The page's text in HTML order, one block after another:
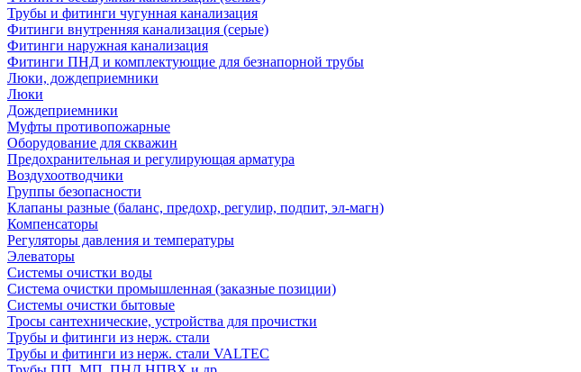
Трубы и фитинги чугунная канализация
Фитинги внутренняя канализация (серые)
Фитинги наружная канализация
Фитинги ПНД и комплектующие для безнапорной трубы
Люки, дождеприемники
Люки
Дождеприемники
Муфты противопожарные
Оборудование для скважин
Предохранительная и регулирующая арматура
Воздухоотводчики
Группы безопасности
Клапаны разные (баланс, предохр, регулир, подпит, эл-магн)
Компенсаторы
Регуляторы давления и температуры
Элеваторы
Системы очистки воды
Система очистки промышленная (заказные позиции)
Системы очистки бытовые
Тросы сантехнические, устройства для прочистки
Трубы и фитинги из нерж. стали
Трубы и фитинги из нерж. стали VALTEC